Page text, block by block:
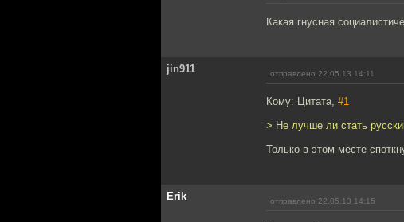
Какая гнусная
jin911 отправлено 22.05.13 14:11
Кому: Цитата, #1
> Не лучше ли стать
Только в этом месте
Erik отправлено 22.05.13 14:15